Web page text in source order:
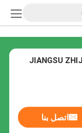
JIANGSU
اتصل بنا